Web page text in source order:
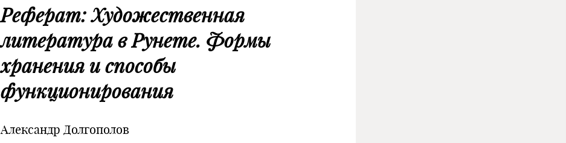
Реферат: Художественная
литература в Рунете. Формы
хранения и способы
функционирования
Александр Долгополов